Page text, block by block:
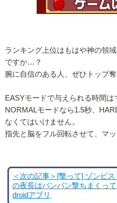
ランキング上位はもはや神の領
ですか…？
腕に自信のある人、ぜひトップ
EASYモードで与えられる時間は
NORMALモードなら1.5秒、
なくてはいけません。
指先と脳をフル回転させて、マ
＜次の記事＞[撃って] ゾンビ
の夜長はバンバン撃ちまくっ
droidアプリ